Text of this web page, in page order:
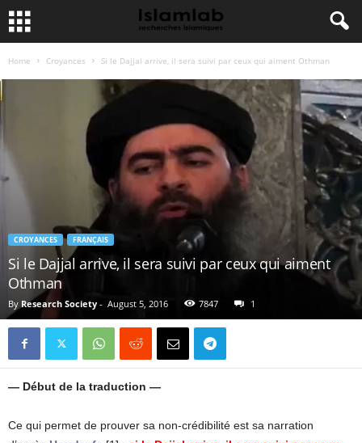
Home Croyances Si le Dajjal arrive, il sera suivi par ceux qui aiment Othman
CROYANCES FRANÇAIS
Si le Dajjal arrive, il sera suivi par ceux qui aiment
Othman
By Research Society - August 5, 2016 7847 1
— Début de la traduction —
Ce qui permet de prouver sa non-crédibilité est sa narration